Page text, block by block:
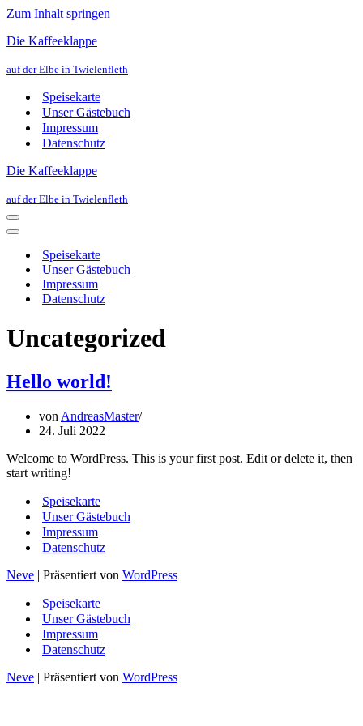
Zum Inhalt springen
Die Kaffeeklappe
auf der Elbe in Twielenfleth
Speisekarte
Unser Gästebuch
Impressum
Datenschutz
Die Kaffeeklappe
auf der Elbe in Twielenfleth
Navigations-
Menü
Navigations-
Speisekarte
Unser Gästebuch
Impressum
Datenschutz
Uncategorized
Hello world!
von AndreasMaster
24. Juli 2022
Welcome to WordPress. This is your first post. Edit or delete it, then
start writing!
Speisekarte
Unser Gästebuch
Impressum
Datenschutz
Neve | Präsentiert von WordPress
Speisekarte
Unser Gästebuch
Impressum
Datenschutz
Neve | Präsentiert von WordPress